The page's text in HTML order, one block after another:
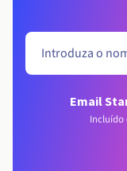
Email
Incluído